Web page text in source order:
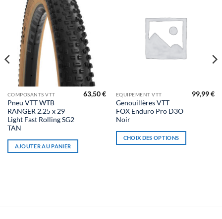
COMPOSANTS VTT
Pneu VTT WTB
RANGER 2.25 x 29
Light Fast Rolling SG2
TAN
63,50€
AJOUTER AU PANIER
EQUIPEMENT VTT
Genouillères VTT
FOX Enduro Pro D3O
Noir
99,99€
CHOIX DES OPTIONS
Ce
produit
a
variations.
Les